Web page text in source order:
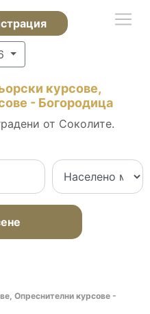
курсове,
- Богородица
от Соколите.
Опреснителни курсове -